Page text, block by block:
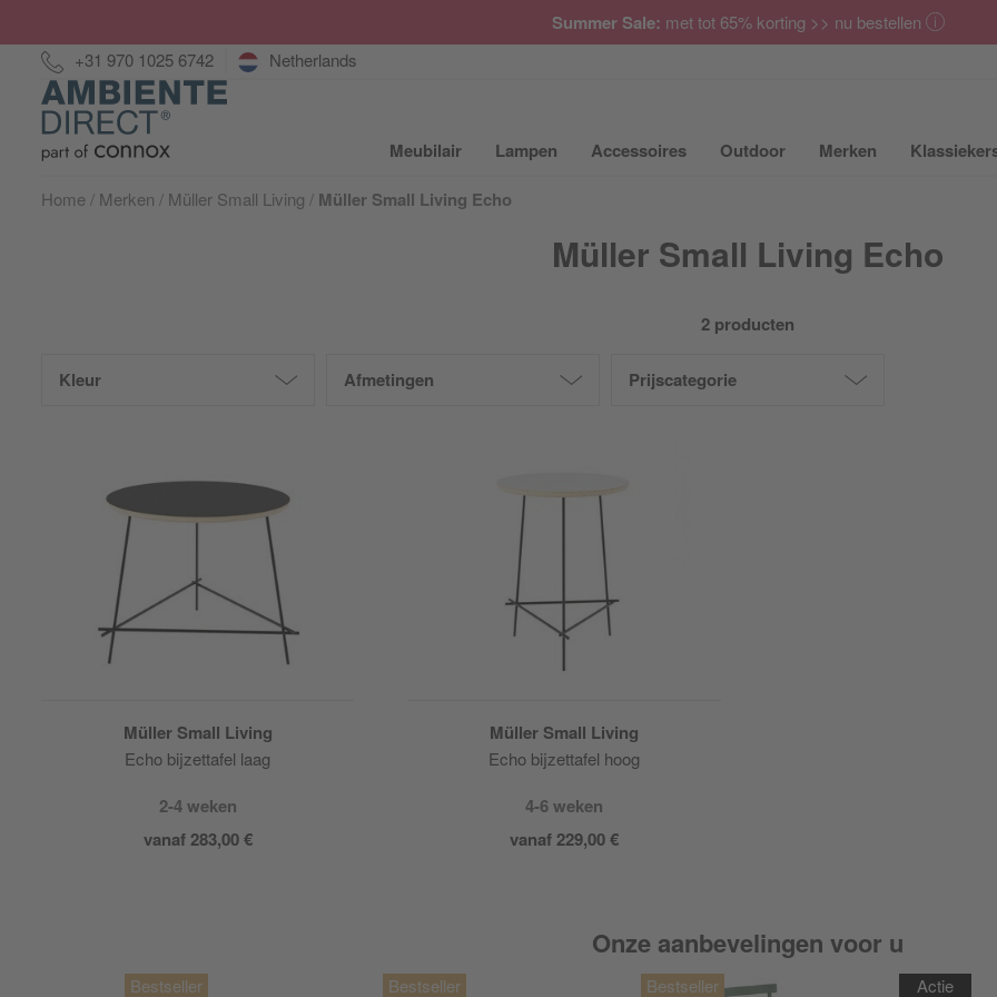
Summer Sale: met tot 65% korting >> nu bestellen
Hotline:
+31 970 1025 6742 Netherlands
Home
Meubilair Submenu van Meubilair uit- of inklappen
Lampen Submenu van Lampen uit- of inklappen
Accessoires Submenu van Accessoires uit- of
Outdoor Submenu van Outdoor
Merken Submenu
Home Merken Müller Small Living Müller Small Living Echo
Müller Small Living Echo
2 producten
Kleur Afmetingen Prijscategorie
Müller Small Living
Echo bijzettafel laag
2-4 weken
vanaf 283,00 €
Müller Small Living
Echo bijzettafel hoog
4-6 weken
vanaf 229,00 €
Onze aanbevelingen voor u
Actie